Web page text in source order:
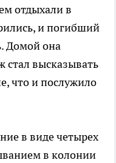
отдыхали в
и погибший
Домой она
стал высказывать
что и послужило
в виде четырех
в колонии